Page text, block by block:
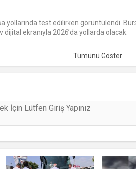
yollarında test edilirken görüntülendi.
ekranıyla 2026’da yollarda olacak.